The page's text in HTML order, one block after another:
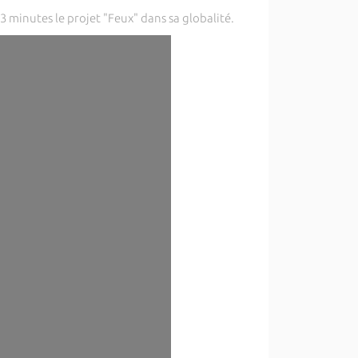
minutes le projet "Feux" dans sa globalité.